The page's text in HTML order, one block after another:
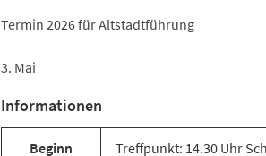
Termin 2026 für Altstadtführung
3. Mai
Informationen
Beginn Treffpunkt: 14.30 Uhr